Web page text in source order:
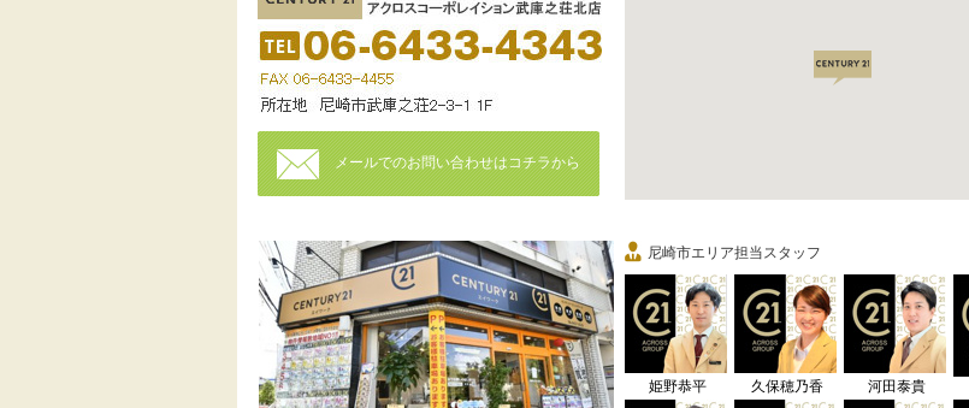
メールでのお問い合わせはコチラから
尼崎市エリア担当スタッフ
姫野恭平 久保穂乃香 河田泰貴